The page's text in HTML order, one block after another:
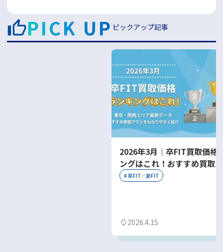
PICK UP ピックアップ記事
2026年3月｜卒FIT買取価格
ングはこれ！おすすめ買取
をわかりやすく紹介
#卒FIT／非FIT
2026.4.15